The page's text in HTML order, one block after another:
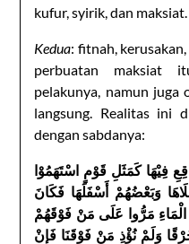
kufur, syirik, dan maksiat.
Kedua: fitnah,
perbuatan maksiat
pelakunya, namun
langsung. Realitas ini
dengan sabdanya:
فِيْهَا كَمَثَلِ قَوْمٍ اسْتَهَمُوْا
وَبَعْضُهُمْ أَسْفَلَهَا فَكَانَ
الْمَاءِ مَرُّوا عَلَى مَنْ فَوْقَهُمْ
وَلَمْ نُؤْذِ مَنْ فَوْقَنَا فَإِنْ